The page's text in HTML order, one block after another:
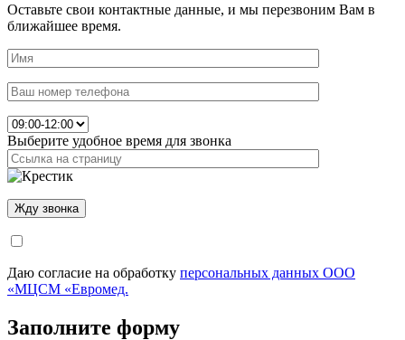
Оставьте свои контактные данные, и мы перезвоним Вам в
ближайшее время.
Выберите удобное время для звонка
Даю согласие на обработку персональных данных ООО
«МЦСМ «Евромед.
Заполните форму